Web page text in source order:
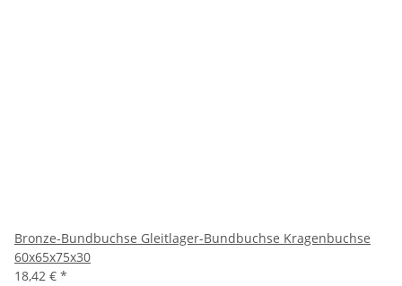
Bronze-Bundbuchse Gleitlager-Bundbuchse Kragenbuchse
60x65x75x30
18,42 € *